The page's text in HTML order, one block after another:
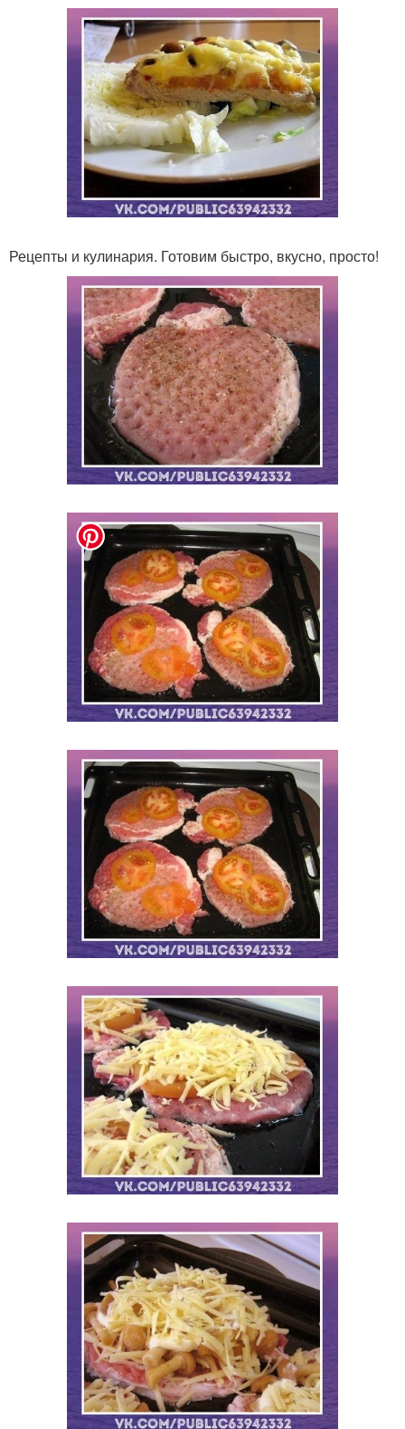
Рецепты и кулинария. Готовим быстро, вкусно, просто!